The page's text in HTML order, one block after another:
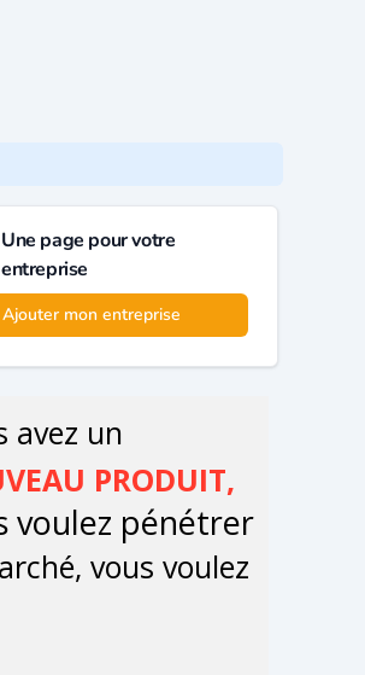
Une page pour votre
entreprise
Ajouter mon entreprise